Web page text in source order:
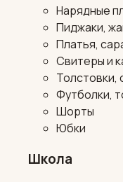
Нарядные
Пиджаки,
Платья,
Свитеры и
Толстовки,
Футболки,
Шорты
Юбки
Школа